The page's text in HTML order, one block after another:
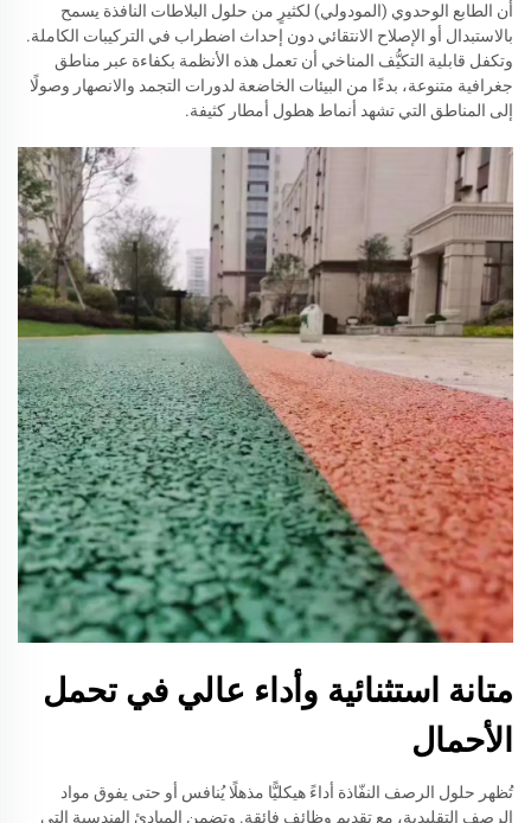
أن الطابع الوحدوي (المودولي) لكثيرٍ من حلول البلاطات النافذة يسمح
بالاستبدال أو الإصلاح الانتقائي دون إحداث اضطراب في التركيبات الكاملة.
وتكفل قابلية التكيُّف المناخي أن تعمل هذه الأنظمة بكفاءة عبر مناطق
جغرافية متنوعة، بدءًا من البيئات الخاضعة لدورات التجمد والانصهار وصولًا
إلى المناطق التي تشهد أنماط هطول أمطار كثيفة.
متانة استثنائية وأداء عالي في تحمل
الأحمال
تُظهر حلول الرصف النفّاذة أداءً هيكليًّا مذهلًا يُنافس أو حتى يفوق مواد
الرصف التقليدية، مع تقديم وظائف فائقة. وتضمن المبادئ الهندسية التي